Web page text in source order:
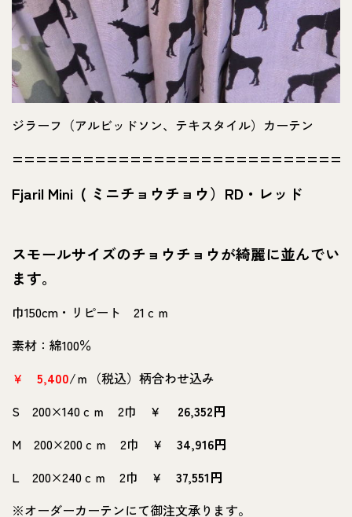
ジラーフ（アルビッドソン、テキスタイル）カーテン
Fjaril Mini ( ミニチョウチョウ）RD・レッド
スモールサイズのチョウチョウが綺麗に並んでい
ます。
巾150cm・リピート 21ｃｍ
素材：綿100％
￥ 5,400/ｍ（税込）柄合わせ込み
S 200×140ｃｍ 2巾 ￥
26,352円
M 200×200ｃｍ 2巾 ￥ 34,916円
L 200×240ｃｍ 2巾 ￥ 37,551円
※オーダーカーテンにて御注文承ります。